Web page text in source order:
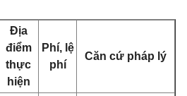
Địa
điểm
thực
hiện
Phí, lệ
phí
Căn cứ pháp lý